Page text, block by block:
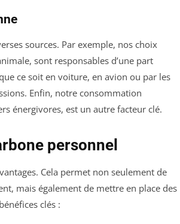
sources. Par exemple, nos choix
sont responsables d’une part
ce soit en voiture, en avion ou par les
Enfin, notre consommation
énergivores, est un autre facteur clé.
personnel
Cela permet non seulement de
mais également de mettre en place des
clés :